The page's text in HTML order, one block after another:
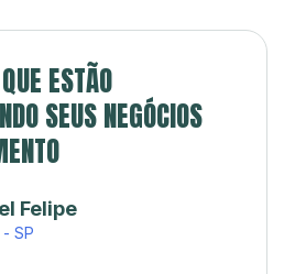
ESTÃO
SEUS NEGÓCIOS
açaí e sorveteria
- RJ